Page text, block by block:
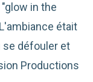
in the
était
se défouler et
Productions